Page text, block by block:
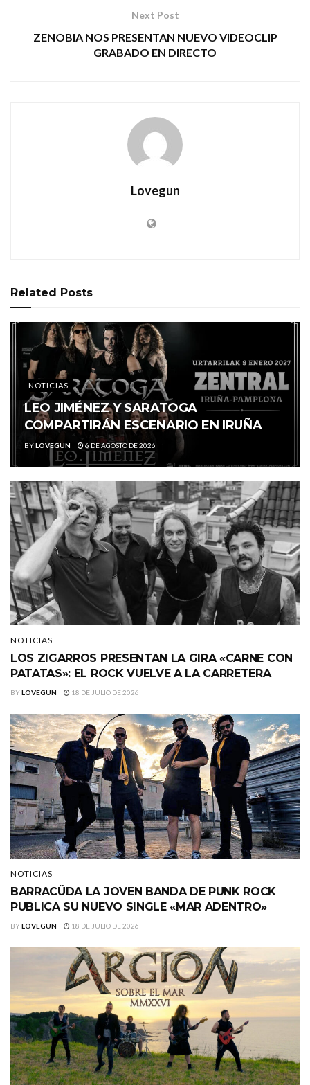
Next Post
ZENOBIA NOS PRESENTAN NUEVO VIDEOCLIP
GRABADO EN DIRECTO
Lovegun
Related Posts
NOTICIAS
LEO JIMÉNEZ Y SARATOGA
COMPARTIRÁN ESCENARIO EN IRUÑA
BYLOVEGUN 6 DE AGOSTO DE 2026
NOTICIAS
LOS ZIGARROS PRESENTAN LA GIRA «CARNE CON
PATATAS»: EL ROCK VUELVE A LA CARRETERA
BYLOVEGUN 18 DE JULIO DE 2026
NOTICIAS
BARRACÜDA LA JOVEN BANDA DE PUNK ROCK
PUBLICA SU NUEVO SINGLE «MAR ADENTRO»
BYLOVEGUN 18 DE JULIO DE 2026